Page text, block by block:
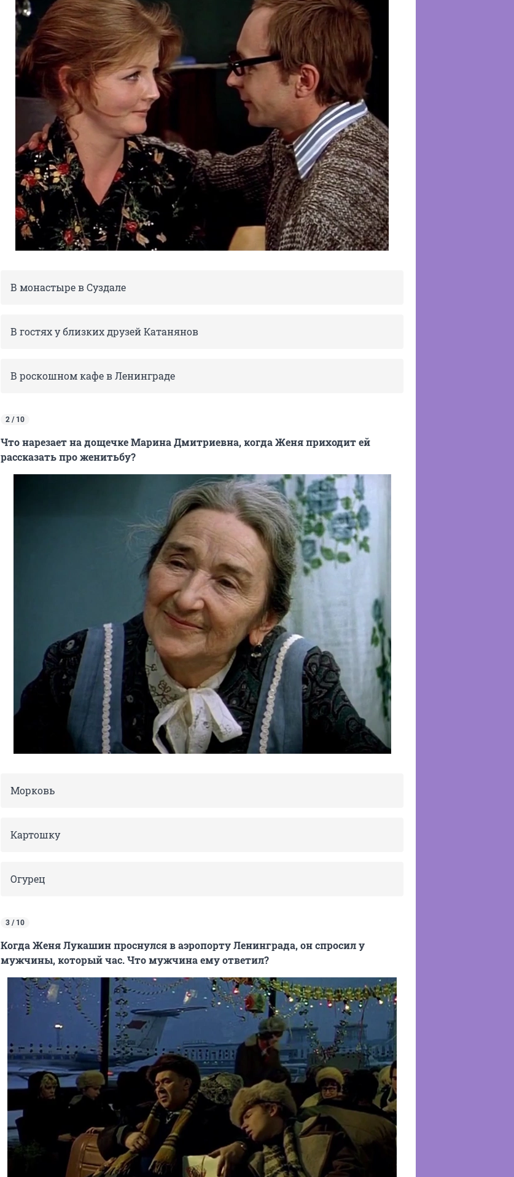
В монастыре в Суздале
В гостях у близких друзей Катанянов
В роскошном кафе в Ленинграде
2 / 10
Что нарезает на дощечке Марина Дмитриевна, когда Женя приходит ей
рассказать про женитьбу?
Морковь
Картошку
Огурец
3 / 10
Когда Женя Лукашин проснулся в аэропорту Ленинграда, он спросил у
мужчины, который час. Что мужчина ему ответил?